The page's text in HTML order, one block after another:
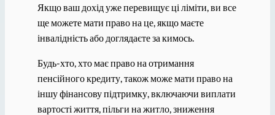
Якщо ваш дохід уже перевищує ці ліміти, ви все
ще можете мати право на це, якщо маєте
інвалідність або доглядаєте за кимось.
Будь-хто, хто має право на отримання
пенсійного кредиту, також може мати право на
іншу фінансову підтримку, включаючи виплати
вартості життя, пільги на житло, зниження